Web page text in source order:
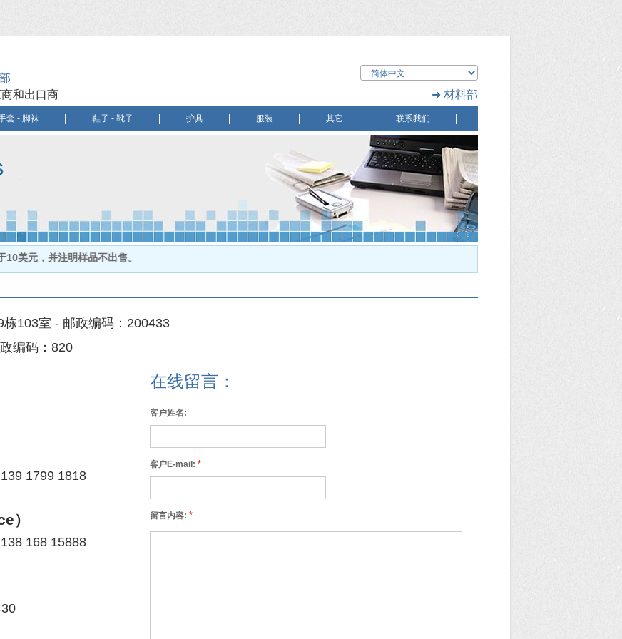
和出口商
➜ 材料部
套 - 脚袜 鞋子 - 靴子 护具 服装 其它 联系我们
元，并注明样品不出售。
103室 - 邮政编码：200433
编码：820
1799 1818
）
168 15888
在线留言：
客户姓名:
客户E-mail: *
留言内容: *